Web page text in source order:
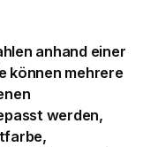
anhand einer
können mehrere
werden,